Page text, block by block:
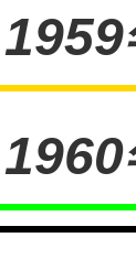
1959
1960